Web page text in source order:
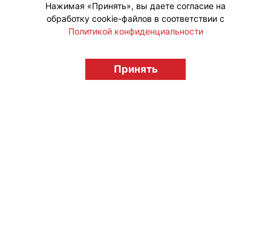
Нажимая «Принять», вы даете согласие на
обработку cookie-файлов в соответствии с
Политикой конфиденциальности
Принять